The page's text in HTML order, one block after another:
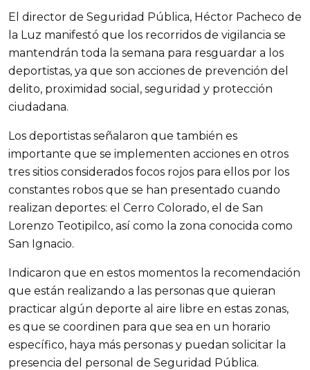
El director de Seguridad Pública, Héctor Pacheco de
la Luz manifestó que los recorridos de vigilancia se
mantendrán toda la semana para resguardar a los
deportistas, ya que son acciones de prevención del
delito, proximidad social, seguridad y protección
ciudadana.
Los deportistas señalaron que también es
importante que se implementen acciones en otros
tres sitios considerados focos rojos para ellos por los
constantes robos que se han presentado cuando
realizan deportes: el Cerro Colorado, el de San
Lorenzo Teotipilco, así como la zona conocida como
San Ignacio.
Indicaron que en estos momentos la recomendación
que están realizando a las personas que quieran
practicar algún deporte al aire libre en estas zonas,
es que se coordinen para que sea en un horario
específico, haya más personas y puedan solicitar la
presencia del personal de Seguridad Pública.